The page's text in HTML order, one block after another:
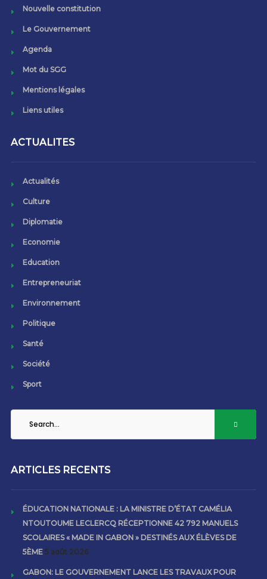
Nouvelle constitution
Le Gouvernement
Agenda
Mot du SGG
Mentions légales
Liens utiles
ACTUALITES
Actualités
Culture
Diplomatie
Economie
Education
Entrepreneuriat
Environnement
Politique
Santé
Société
Sport
ARTICLES RECENTS
ÉDUCATION NATIONALE : LA MINISTRE D’ÉTAT CAMÉLIA
NTOUTOUME LECLERCQ RÉCEPTIONNE 42 792 MANUELS
SCOLAIRES « MADE IN GABON » DESTINÉS AUX ÉLÈVES DE
5ÈME 5 août 2026
GABON: LE GOUVERNEMENT LANCE LES TRAVAUX POUR